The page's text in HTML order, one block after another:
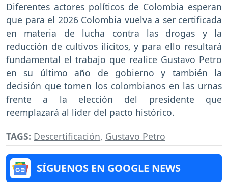
Diferentes actores políticos de Colombia esperan
que para el 2026 Colombia vuelva a ser certificada
en materia de lucha contra las drogas y la
reducción de cultivos ilícitos, y para ello resultará
fundamental el trabajo que realice Gustavo Petro
en su último año de gobierno y también la
decisión que tomen los colombianos en las urnas
frente a la elección del presidente que
reemplazará al líder del pacto histórico.
TAGS: Descertificación, Gustavo Petro
SÍGUENOS EN GOOGLE NEWS